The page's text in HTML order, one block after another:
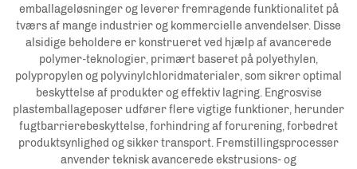
emballageløsninger og leverer fremragende funktionalitet på
tværs af mange industrier og kommercielle anvendelser. Disse
alsidige beholdere er konstrueret ved hjælp af avancerede
polymer-teknologier, primært baseret på polyethylen,
polypropylen og polyvinylchloridmaterialer, som sikrer optimal
beskyttelse af produkter og effektiv lagring. Engrosvise
plastemballageposer udfører flere vigtige funktioner, herunder
fugtbarrierebeskyttelse, forhindring af forurening, forbedret
produktsynlighed og sikker transport. Fremstillingsprocesser
anvender teknisk avancerede ekstrusions- og